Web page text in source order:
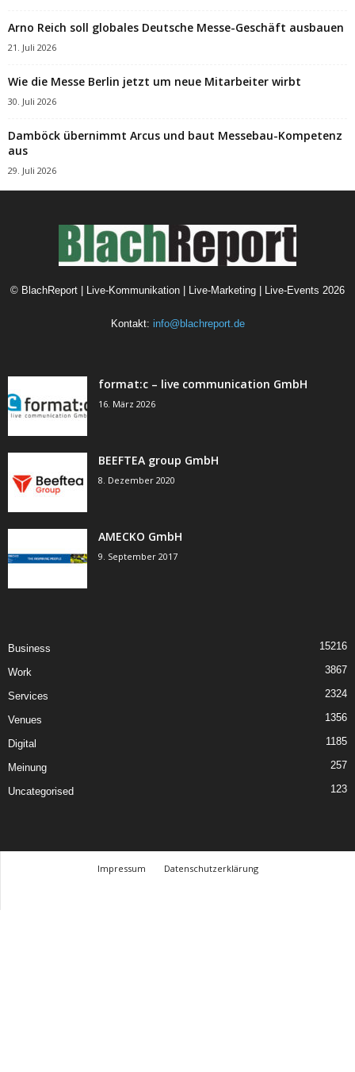
Arno Reich soll globales Deutsche Messe-Geschäft ausbauen
21. Juli 2026
Wie die Messe Berlin jetzt um neue Mitarbeiter wirbt
30. Juli 2026
Damböck übernimmt Arcus und baut Messebau-Kompetenz
aus
29. Juli 2026
© BlachReport | Live-Kommunikation | Live-Marketing | Live-Events 2026
Kontakt: info@blachreport.de
format:c – live communication GmbH
16. März 2026
BEEFTEA group GmbH
8. Dezember 2020
AMECKO GmbH
9. September 2017
Business 15216
Work 3867
Services 2324
Venues 1356
Digital 1185
Meinung 257
Uncategorised 123
Impressum
Datenschutzerklärung